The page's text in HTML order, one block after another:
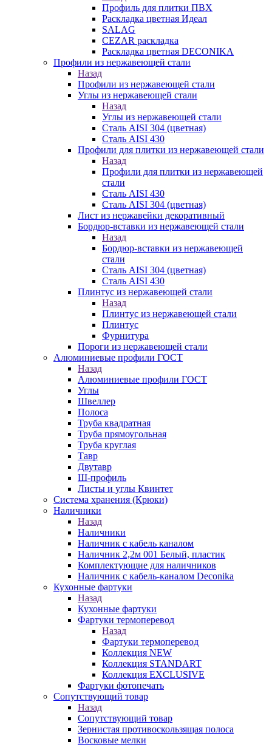
Профиль для плитки ПВХ
Раскладка цветная Идеал
SALAG
CEZAR раскладка
Раскладка цветная DECONIKA
Профили из нержавеющей стали
Назад
Профили из нержавеющей стали
Углы из нержавеющей стали
Назад
Углы из нержавеющей стали
Сталь AISI 304 (цветная)
Сталь AISI 430
Профили для плитки из нержавеющей стали
Назад
Профили для плитки из нержавеющей
стали
Сталь AISI 430
Сталь AISI 304 (цветная)
Лист из нержавейки декоративный
Бордюр-вставки из нержавеющей стали
Назад
Бордюр-вставки из нержавеющей
стали
Сталь AISI 304 (цветная)
Сталь AISI 430
Плинтус из нержавеющей стали
Назад
Плинтус из нержавеющей стали
Плинтус
Фурнитура
Пороги из нержавеющей стали
Алюминиевые профили ГОСТ
Назад
Алюминиевые профили ГОСТ
Углы
Швеллер
Полоса
Труба квадратная
Труба прямоугольная
Труба круглая
Тавр
Двутавр
Ш-профиль
Листы и углы Квинтет
Система хранения (Крюки)
Наличники
Назад
Наличники
Наличник с кабель каналом
Наличник 2,2м 001 Белый, пластик
Комплектующие для наличников
Наличник с кабель-каналом Deconika
Кухонные фартуки
Назад
Кухонные фартуки
Фартуки термоперевод
Назад
Фартуки термоперевод
Коллекция NEW
Коллекция STANDART
Коллекция EXCLUSIVE
Фартуки фотопечать
Сопутствующий товар
Назад
Сопутствующий товар
Зернистая противоскользящая полоса
Восковые мелки